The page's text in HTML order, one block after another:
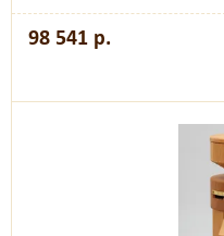
98 541 р.